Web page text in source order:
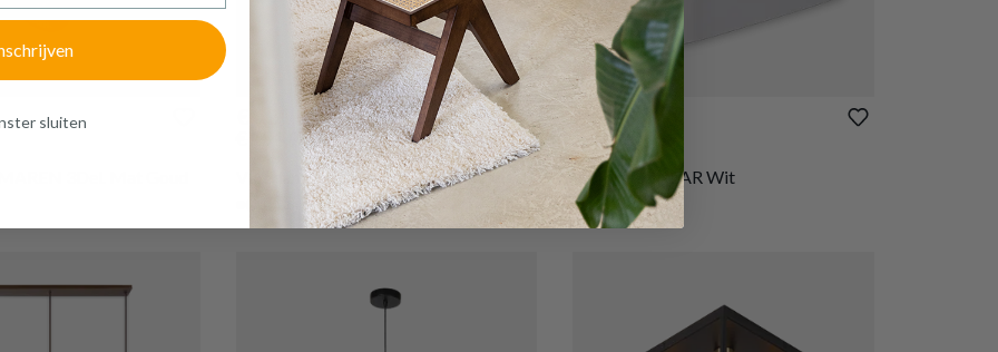
PROMO
€ 121,56
€ 151,95
Vloerlamp RUBEN 3del. Zwart/Goud
Op voorraad
PROMO
€ 33,56
€ 41,95
Wandlamp XEAR Wit
Op voorraad
sluiten